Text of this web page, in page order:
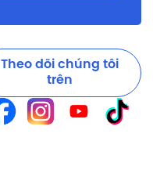
Theo dõi chúng tôi
trên